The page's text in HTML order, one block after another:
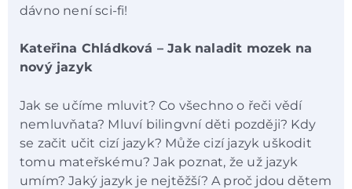
dávno není sci-fi!
Kateřina Chládková – Jak naladit mozek na
nový jazyk
Jak se učíme mluvit? Co všechno o řeči vědí
nemluvňata? Mluví bilingvní děti později? Kdy
se začit učit cizí jazyk? Může cizí jazyk uškodit
tomu mateřskému? Jak poznat, že už jazyk
umím? Jaký jazyk je nejtěžší? A proč jdou dětem